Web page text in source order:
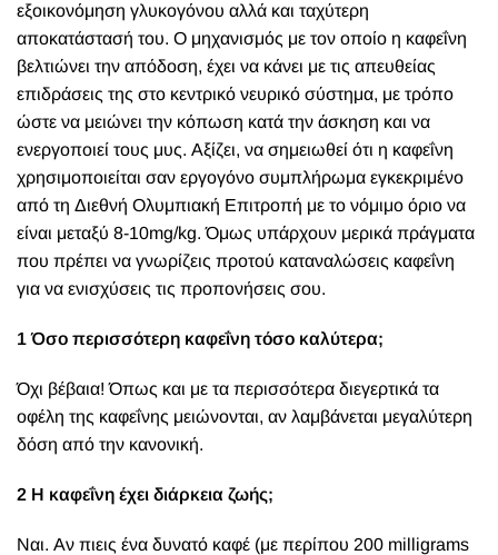
εξοικονόμηση γλυκογόνου αλλά και ταχύτερη
αποκατάστασή του. Ο μηχανισμός με τον οποίο η καφεΐνη
βελτιώνει την απόδοση, έχει να κάνει με τις απευθείας
επιδράσεις της στο κεντρικό νευρικό σύστημα, με τρόπο
ώστε να μειώνει την κόπωση κατά την άσκηση και να
ενεργοποιεί τους μυς. Αξίζει, να σημειωθεί ότι η καφεΐνη
χρησιμοποιείται σαν εργογόνο συμπλήρωμα εγκεκριμένο
από τη Διεθνή Ολυμπιακή Επιτροπή με το νόμιμο όριο να
είναι μεταξύ 8-10mg/kg. Όμως υπάρχουν μερικά πράγματα
που πρέπει να γνωρίζεις προτού καταναλώσεις καφεΐνη
για να ενισχύσεις τις προπονήσεις σου.
1 Όσο περισσότερη καφεΐνη τόσο καλύτερα;
Όχι βέβαια! Όπως και με τα περισσότερα διεγερτικά τα
οφέλη της καφεΐνης μειώνονται, αν λαμβάνεται μεγαλύτερη
δόση από την κανονική.
2 Η καφεΐνη έχει διάρκεια ζωής;
Ναι. Αν πιεις ένα δυνατό καφέ (με περίπου 200 milligrams